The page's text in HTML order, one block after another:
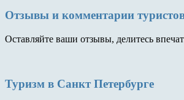
Отзывы и комментарии
Оставляйте ваши отзывы, делитесь
Туризм в Санкт Петербурге